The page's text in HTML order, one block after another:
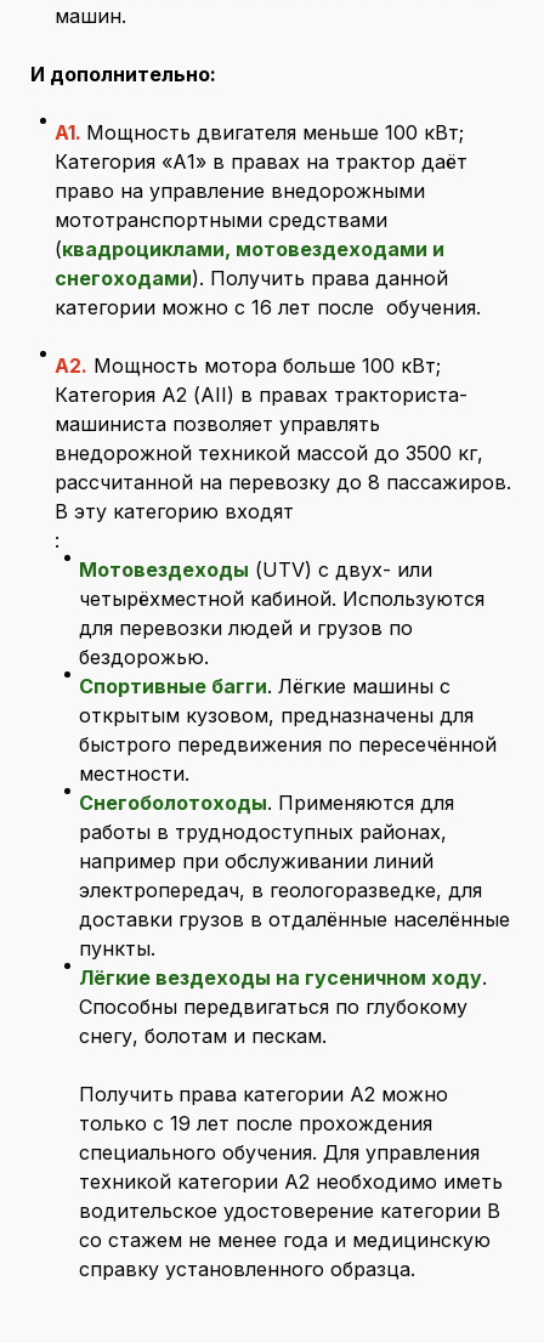
машин.
И дополнительно:
A1. Мощность двигателя меньше 100 кВт;
Категория «А1» в правах на трактор даёт
право на управление внедорожными
мототранспортными средствами
(квадроциклами, мотовездеходами и
снегоходами). Получить права данной
категории можно с 16 лет после обучения.
A2. Мощность мотора больше 100 кВт;
Категория А2 (AII) в правах тракториста-
машиниста позволяет управлять
внедорожной техникой массой до 3500 кг,
рассчитанной на перевозку до 8 пассажиров.
В эту категорию входят
:
Мотовездеходы (UTV) с двух- или
четырёхместной кабиной. Используются
для перевозки людей и грузов по
бездорожью.
Спортивные багги. Лёгкие машины с
открытым кузовом, предназначены для
быстрого передвижения по пересечённой
местности.
Снегоболотоходы. Применяются для
работы в труднодоступных районах,
например при обслуживании линий
электропередач, в геологоразведке, для
доставки грузов в отдалённые населённые
пункты.
Лёгкие вездеходы на гусеничном ходу.
Способны передвигаться по глубокому
снегу, болотам и пескам.
Получить права категории А2 можно
только с 19 лет после прохождения
специального обучения. Для управления
техникой категории А2 необходимо иметь
водительское удостоверение категории В
со стажем не менее года и медицинскую
справку установленного образца.